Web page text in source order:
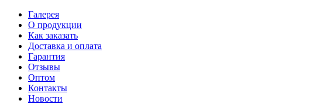
Галерея
О продукции
Как заказать
Доставка и оплата
Гарантия
Отзывы
Оптом
Контакты
Новости